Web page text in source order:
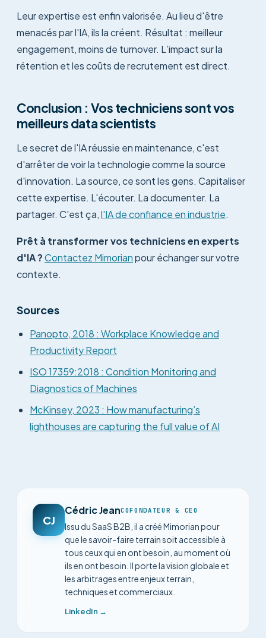
Leur expertise est enfin valorisée. Au lieu d'être
menacés par l'IA, ils la créent. Résultat : meilleur
engagement, moins de turnover. L’impact sur la
rétention et les coûts de recrutement est direct.
Conclusion : Vos techniciens sont vos
meilleurs data scientists
Le secret de l'IA réussie en maintenance, c'est
d'arrêter de voir la technologie comme la source
d'innovation. La source, ce sont les gens. Capitaliser
cette expertise. L'écouter. La documenter. La
partager. C'est ça,l'IA de confiance en industrie.
Prêt à transformer vos techniciens en experts
d'IA ?Contactez Mimorianpour échanger sur votre
contexte.
Sources
Panopto, 2018 : Workplace Knowledge and
Productivity Report
ISO 17359:2018 : Condition Monitoring and
Diagnostics of Machines
McKinsey, 2023 : How manufacturing’s
lighthouses are capturing the full value of AI
CJ
Cédric JeanCOFONDATEUR & CEO
Issu du SaaS B2B, il a créé Mimorian pour
que le savoir-faire terrain soit accessible à
tous ceux qui en ont besoin, au moment où
ils en ont besoin. Il porte la vision globale et
les arbitrages entre enjeux terrain,
techniques et commerciaux.
LinkedIn →